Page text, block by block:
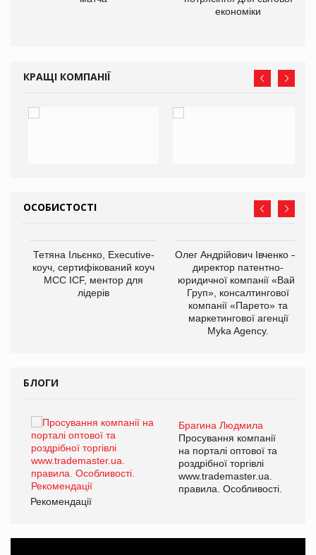
економіки
КРАЩІ КОМПАНІЇ
ОСОБИСТОСТІ
Тетяна Ільєнко, Executive-
коуч, сертифікований коуч
МСС ICF, ментор для
лідерів
Олег Андрійович Івченко —
директор патентно-
юридичної компанії «Вайз
Груп», консалтингової
компанії «Парето» та
маркетингової агенції
Myka Agency.
БЛОГИ
Брагина Людмила
Просування компанії
на порталі оптової та
роздрібної торгівлі
www.trademaster.ua.
правила. Особливості.
Рекомендації